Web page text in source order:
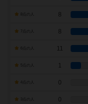
8
7点の人 8
11
1
0
0